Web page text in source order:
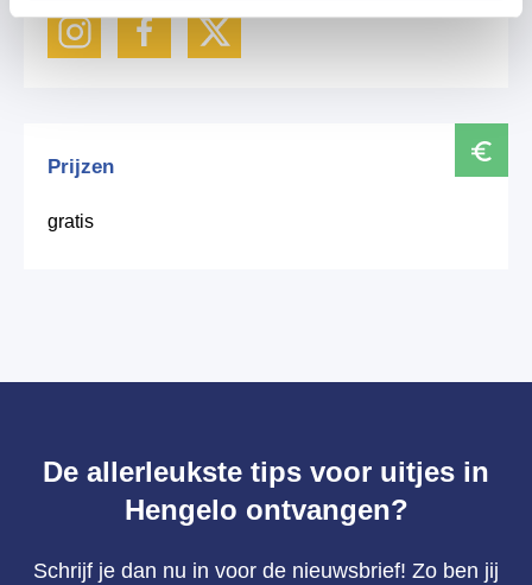
Prijzen
gratis
De allerleukste tips voor uitjes in
Hengelo ontvangen?
Schrijf je dan nu in voor de nieuwsbrief! Zo ben jij